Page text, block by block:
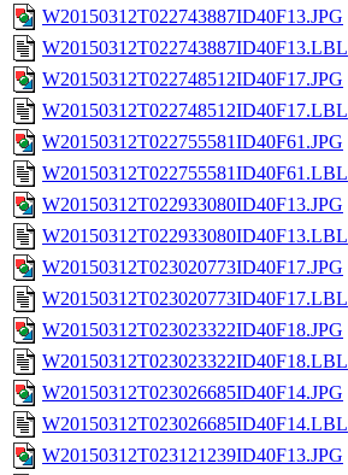
W20150312T022743887ID40F13.JPG
W20150312T022743887ID40F13.LBL
W20150312T022748512ID40F17.JPG
W20150312T022748512ID40F17.LBL
W20150312T022755581ID40F61.JPG
W20150312T022755581ID40F61.LBL
W20150312T022933080ID40F13.JPG
W20150312T022933080ID40F13.LBL
W20150312T023020773ID40F17.JPG
W20150312T023020773ID40F17.LBL
W20150312T023023322ID40F18.JPG
W20150312T023023322ID40F18.LBL
W20150312T023026685ID40F14.JPG
W20150312T023026685ID40F14.LBL
W20150312T023121239ID40F13.JPG